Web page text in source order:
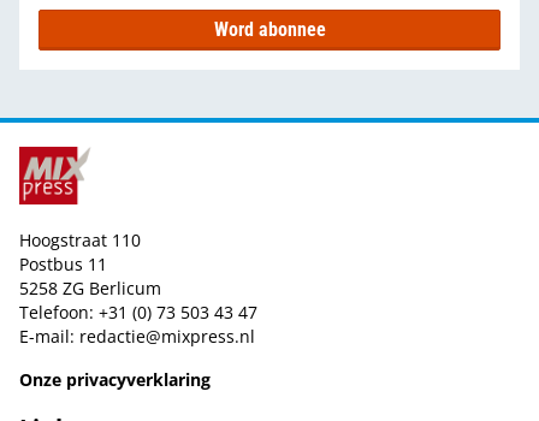
Word abonnee
Hoogstraat 110
Postbus 11
5258 ZG Berlicum
Telefoon: +31 (0) 73 503 43 47
E-mail: redactie@mixpress.nl
Onze privacyverklaring